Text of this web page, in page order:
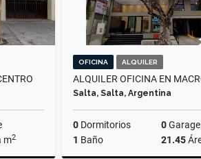
m2
OFICINA ALQUILER
Salta, Salta, Argentina
0 Dormitorios 0Garage
1 Baño 21.45